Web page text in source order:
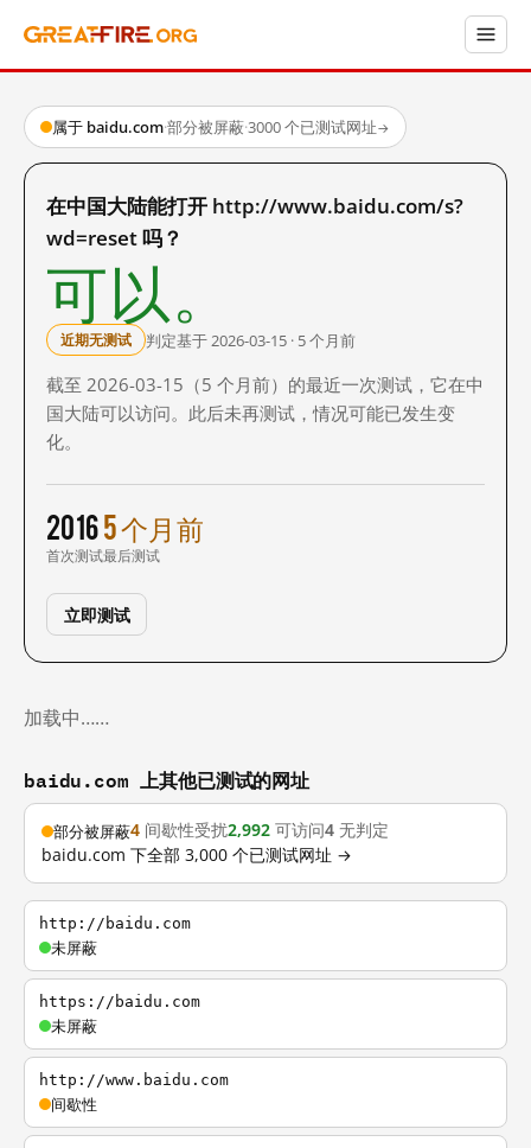
属于 baidu.com·部分被屏蔽·3000 个已测试网址→
在中国大陆能打开 http://www.baidu.com/s?
wd=reset 吗？
可以。
近期无测试 判定基于 2026-03-15 · 5 个月前
截至 2026-03-15（5 个月前）的最近一次测试，它在中
国大陆可以访问。此后未再测试，情况可能已发生变
化。
2016
首次测试
5 个月前
最后测试
立即测试
加载中……
baidu.com 上其他已测试的网址
部分被屏蔽4 间歇性受扰2,992 可访问4 无判定
baidu.com 下全部 3,000 个已测试网址 →
http://baidu.com
未屏蔽
https://baidu.com
未屏蔽
http://www.baidu.com
间歇性